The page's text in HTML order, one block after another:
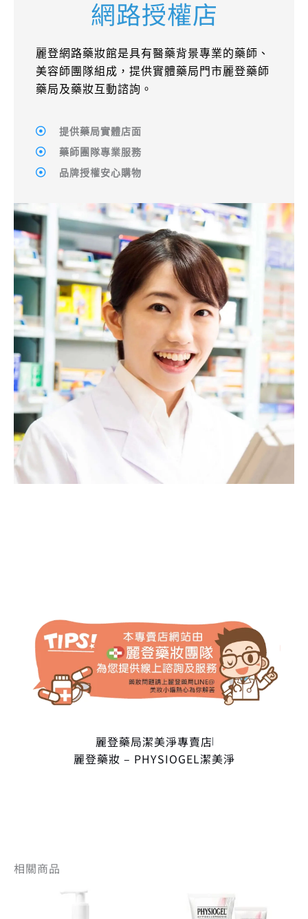
網路授權店​
麗登網路藥妝館是具有醫藥背景專業的藥師、
美容師團隊組成，提供實體藥局門市麗登藥師
藥局及藥妝互動諮詢。
提供藥局實體店面
藥師團隊專業服務
品牌授權安心購物
麗登藥局潔美淨專賣店
麗登藥妝 – PHYSIOGEL潔美淨
相關商品
原
始
原
始